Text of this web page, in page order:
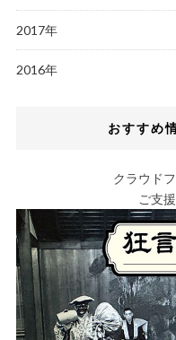
2017年
2016年
おすすめ
クラウド
ご支